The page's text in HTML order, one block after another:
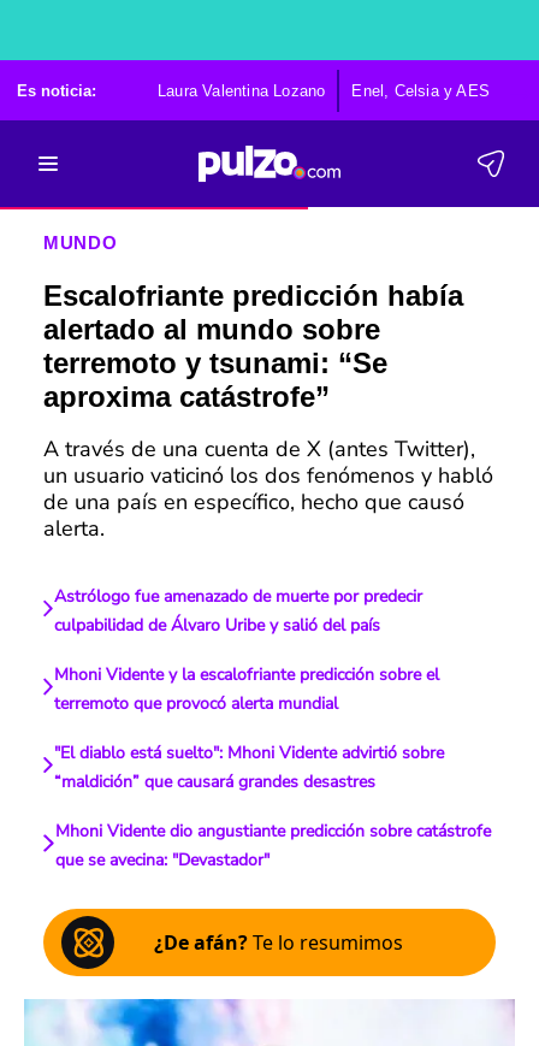
Es noticia: Laura Valentina Lozano Enel, Celsia y AES
MUNDO
Escalofriante predicción había
alertado al mundo sobre
terremoto y tsunami: “Se
aproxima catástrofe”
A través de una cuenta de X (antes Twitter),
un usuario vaticinó los dos fenómenos y habló
de una país en específico, hecho que causó
alerta.
Astrólogo fue amenazado de muerte por predecir
culpabilidad de Álvaro Uribe y salió del país
Mhoni Vidente y la escalofriante predicción sobre el
terremoto que provocó alerta mundial
"El diablo está suelto": Mhoni Vidente advirtió sobre
“maldición” que causará grandes desastres
Mhoni Vidente dio angustiante predicción sobre catástrofe
que se avecina: "Devastador"
¿De afán?Te lo resumimos